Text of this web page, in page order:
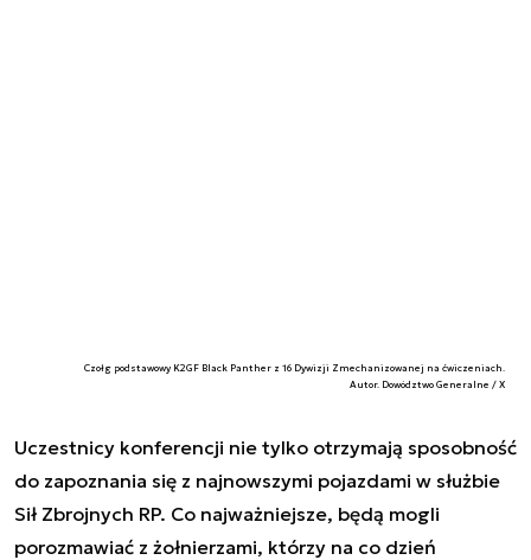
Czołg podstawowy K2GF Black Panther z 16 Dywizji Zmechanizowanej na ćwiczeniach.
Autor. Dowództwo Generalne / X
Uczestnicy konferencji nie tylko otrzymają sposobność
do zapoznania się z najnowszymi pojazdami w służbie
Sił Zbrojnych RP. Co najważniejsze, będą mogli
porozmawiać z żołnierzami, którzy na co dzień